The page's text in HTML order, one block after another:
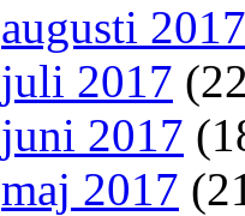
augusti 2017
juli 2017
juni 2017
maj 2017